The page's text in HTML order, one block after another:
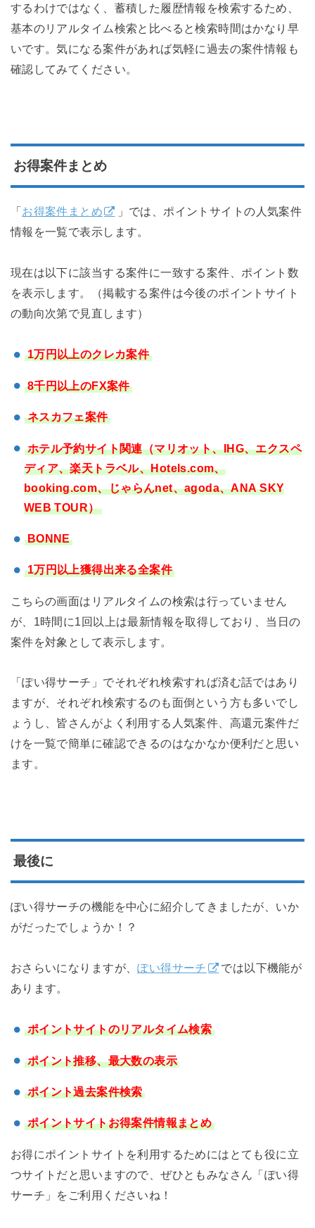
するわけではなく、蓄積した履歴情報を検索するため、
基本のリアルタイム検索と比べると検索時間はかなり早
いです。気になる案件があれば気軽に過去の案件情報も
確認してみてください。
お得案件まとめ
「お得案件まとめ
」では、ポイントサイトの人気案件
情報を一覧で表示します。
現在は以下に該当する案件に一致する案件、ポイント数
を表示します。（掲載する案件は今後のポイントサイト
の動向次第で見直します）
1万円以上のクレカ案件
8千円以上のFX案件
ネスカフェ案件
ホテル予約サイト関連（マリオット、IHG、エクスペ
ディア、楽天トラベル、Hotels.com、
booking.com、じゃらんnet、agoda、ANA SKY
WEB TOUR）
BONNE
1万円以上獲得出来る全案件
こちらの画面はリアルタイムの検索は行っていません
が、1時間に1回以上は最新情報を取得しており、当日の
案件を対象として表示します。
「ぽい得サーチ」でそれぞれ検索すれば済む話ではあり
ますが、それぞれ検索するのも面倒という方も多いでし
ょうし、皆さんがよく利用する人気案件、高還元案件だ
けを一覧で簡単に確認できるのはなかなか便利だと思い
ます。
最後に
ぽい得サーチの機能を中心に紹介してきましたが、いか
がだったでしょうか！？
おさらいになりますが、ぽい得サーチ
では以下機能が
あります。
ポイントサイトのリアルタイム検索
ポイント推移、最大数の表示
ポイント過去案件検索
ポイントサイトお得案件情報まとめ
お得にポイントサイトを利用するためにはとても役に立
つサイトだと思いますので、ぜひともみなさん「ぽい得
サーチ」をご利用くださいね！